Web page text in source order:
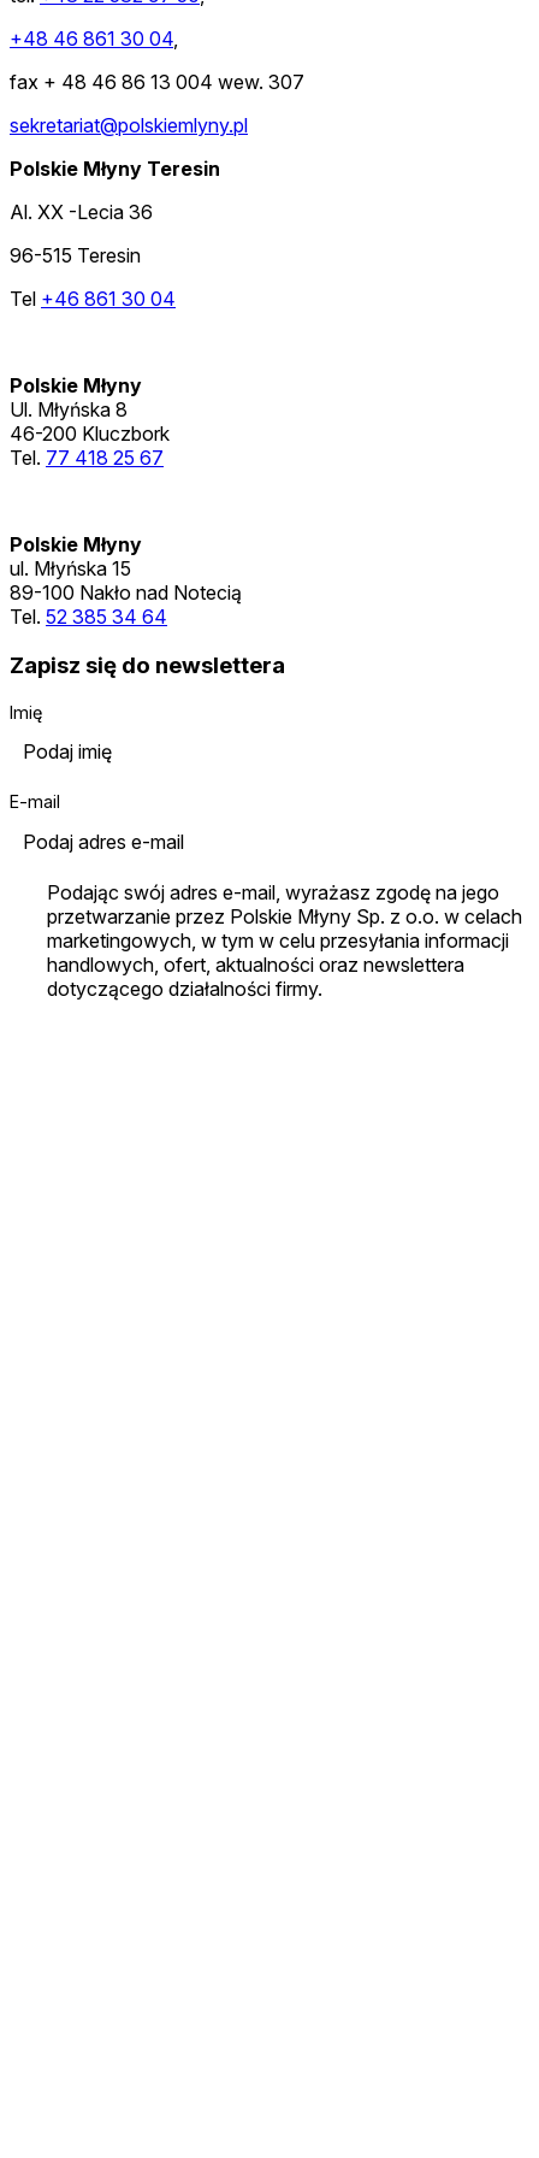
+48 46 861 30 04,
fax + 48 46 86 13 004 wew. 307
sekretariat@polskiemlyny.pl
Polskie Młyny Teresin
Al. XX -Lecia 36
96-515 Teresin
Tel +46 861 30 04
Polskie Młyny
Ul. Młyńska 8
46-200 Kluczbork
Tel. 77 418 25 67
Polskie Młyny
ul. Młyńska 15
89-100 Nakło nad Notecią
Tel. 52 385 34 64
Zapisz się do newslettera
Imię
E-mail
Podając swój adres e-mail, wyrażasz zgodę na jego
przetwarzanie przez Polskie Młyny Sp. z o.o. w celach
marketingowych, w tym w celu przesyłania informacji
handlowych, ofert, aktualności oraz newslettera
dotyczącego działalności firmy.